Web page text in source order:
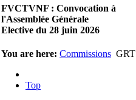
There are no translations
available.Madame la
Présidente, Monsieur le
Read more...
FVCTVNF : Convocation à
l'Assemblée Générale
Elective du 28 juin 2026
23/05/2026 23:00
available.Chères Présidentes,
chers Présidents,Veuillez
You are here: Commissions GRT
Top